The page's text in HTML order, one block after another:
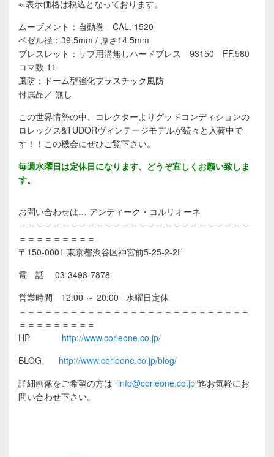
※ 表示価格は税込となっております。
ムーブメント：自動巻 CAL. 1520
ベゼル径：39.5mm / 厚さ14.5mm
ブレスレット：サブ用溝無しハードブレス 93150 FF.580
コマ数 11
風防：ドーム型強化プラスチック風防
付属品／ 無し
この世界情勢の中、コレクターよりグッドコンディションの
ロレックス&TUDORヴィンテージモデルが続々と入荷中で
す！！この機会にぜひご覧下さい。
毎週水曜日は定休日になります、どうぞ宜しくお願い致しま
す。
お問い合わせは… アンティーク・コルリオーネ
＝＝＝＝＝＝＝＝＝＝＝＝＝＝＝＝＝＝＝＝＝＝＝＝＝＝＝
＝＝＝＝＝＝＝＝＝
〒150-0001 東京都渋谷区神宮前5-25-2-2F
電 話 03-3498-7878
営業時間 12:00 ～ 20:00 水曜日定休
＝＝＝＝＝＝＝＝＝＝＝＝＝＝＝＝＝＝＝＝＝＝＝＝＝＝＝
＝＝＝＝＝＝＝＝＝
HP
http://www.corleone.co.jp/
BLOG http://www.corleone.co.jp/blog/
詳細画像をご希望の方は “info@corleone.co.jp“迄お気軽にお
問い合わせ下さい。